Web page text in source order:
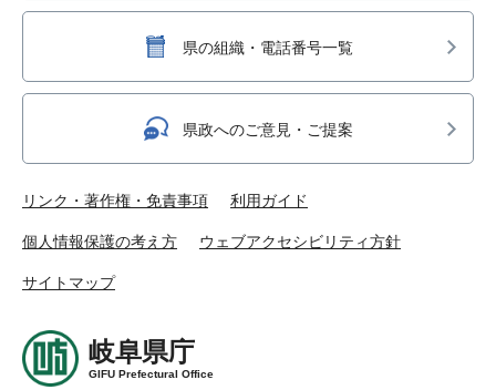
県の組織・電話番号一覧
県政へのご意見・ご提案
リンク・著作権・免責事項 利用ガイド
個人情報保護の考え方 ウェブアクセシビリティ方針
サイトマップ
岐阜県庁
GIFU Prefectural Office